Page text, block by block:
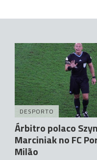
DESPORTO
Árbitro polaco
Marciniak no FC
Milão